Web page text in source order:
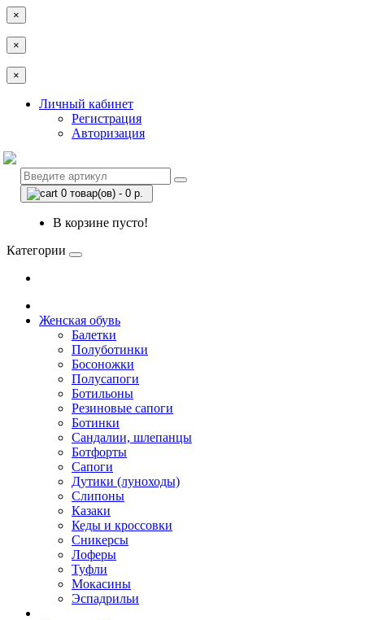
×
×
×
Личный кабинет
Регистрация
Авторизация
0 товар(ов) - 0 р.
В корзине пусто!
Категории
Женская обувь
Балетки
Полуботинки
Босоножки
Полусапоги
Ботильоны
Резиновые сапоги
Ботинки
Сандалии, шлепанцы
Ботфорты
Сапоги
Дутики (луноходы)
Слипоны
Казаки
Кеды и кроссовки
Сникерсы
Лоферы
Туфли
Мокасины
Эспадрильи